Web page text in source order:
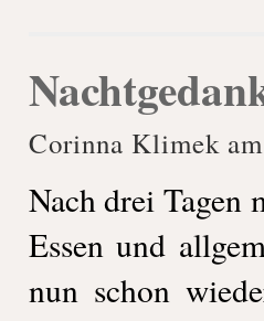
Corinna Klimek
Nach drei Tagen
Essen und
nun schon